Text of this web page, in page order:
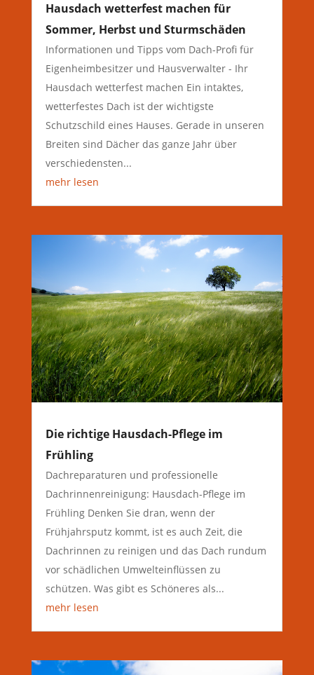
Hausdach wetterfest machen für
Sommer, Herbst und Sturmschäden
Informationen und Tipps vom Dach-Profi für
Eigenheimbesitzer und Hausverwalter - Ihr
Hausdach wetterfest machen Ein intaktes,
wetterfestes Dach ist der wichtigste
Schutzschild eines Hauses. Gerade in unseren
Breiten sind Dächer das ganze Jahr über
verschiedensten...
mehr lesen
Die richtige Hausdach-Pflege im
Frühling
Dachreparaturen und professionelle
Dachrinnenreinigung: Hausdach-Pflege im
Frühling Denken Sie dran, wenn der
Frühjahrsputz kommt, ist es auch Zeit, die
Dachrinnen zu reinigen und das Dach rundum
vor schädlichen Umwelteinflüssen zu
schützen. Was gibt es Schöneres als...
mehr lesen